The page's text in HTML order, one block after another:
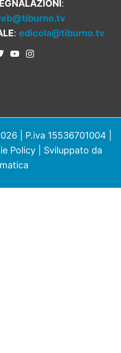
:
: edicola@tiburno.tv
| P.iva 15536701004 |
Policy| Sviluppato da